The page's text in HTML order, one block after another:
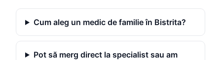
Cum aleg un medic de familie în Bistrita?
Pot să merg direct la specialist sau am